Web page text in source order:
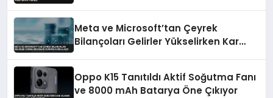
Meta ve Microsoft’tan Çeyrek
Bilançoları Gelirler Yükselirken Kar
Oppo K15 Tanıtıldı Aktif Soğutma Fanı
ve 8000 mAh Batarya Öne Çıkıyor